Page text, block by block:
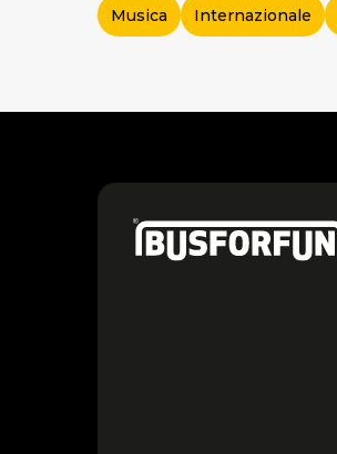
Musica Internazionale